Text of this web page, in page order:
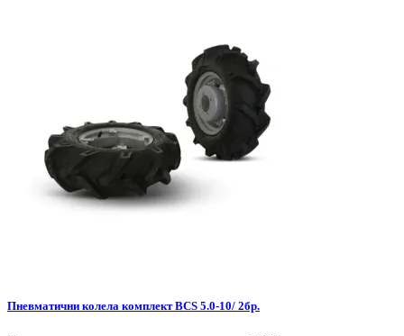
Пневматични колела комплект BCS 5.0-10/ 2бр.